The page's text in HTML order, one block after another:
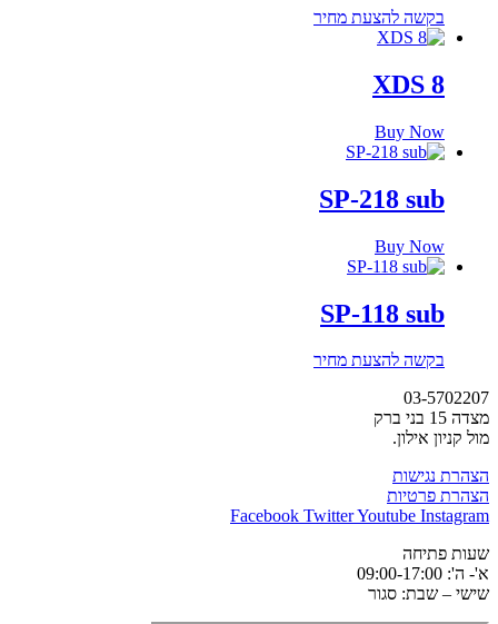
בקשה להצעת מחיר
XDS 8
Buy Now
SP-218 sub
Buy Now
SP-118 sub
בקשה להצעת מחיר
03-5702207
מצדה 15 בני ברק
מול קניון אילון.
הצהרת נגישות
הצהרת פרטיות
Facebook TwitterYoutube Instagram
שעות פתיחה
א'- ה': 09:00-17:00
שישי – שבת: סגור